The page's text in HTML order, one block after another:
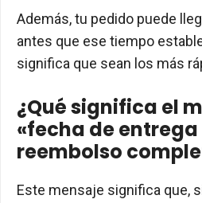
Además, tu pedido puede
antes que ese tiempo
significa que sean los más
¿Qué significa el
«fecha de entrega
reembolso
Este mensaje significa que,